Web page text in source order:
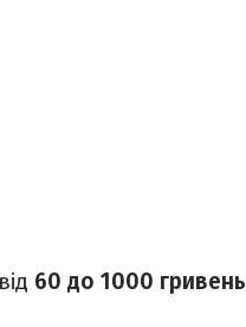
60 до 1000 гривень